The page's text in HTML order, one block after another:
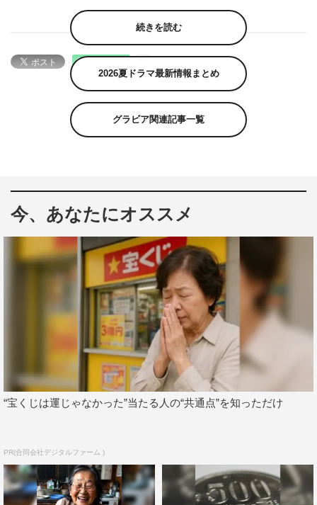
続きを読む
2026夏ドラマ最新情報まとめ
グラビア関連記事一覧
今、あなたにオススメ
“宝くじは運じゃなかった”当たる人の“共通点”を知っただけ
PR(合同会社デジタルファーム )